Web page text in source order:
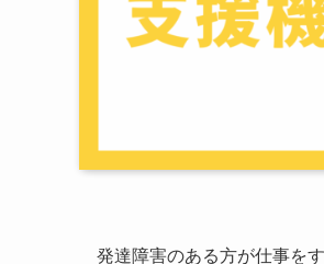
発達障害のある方が仕事を